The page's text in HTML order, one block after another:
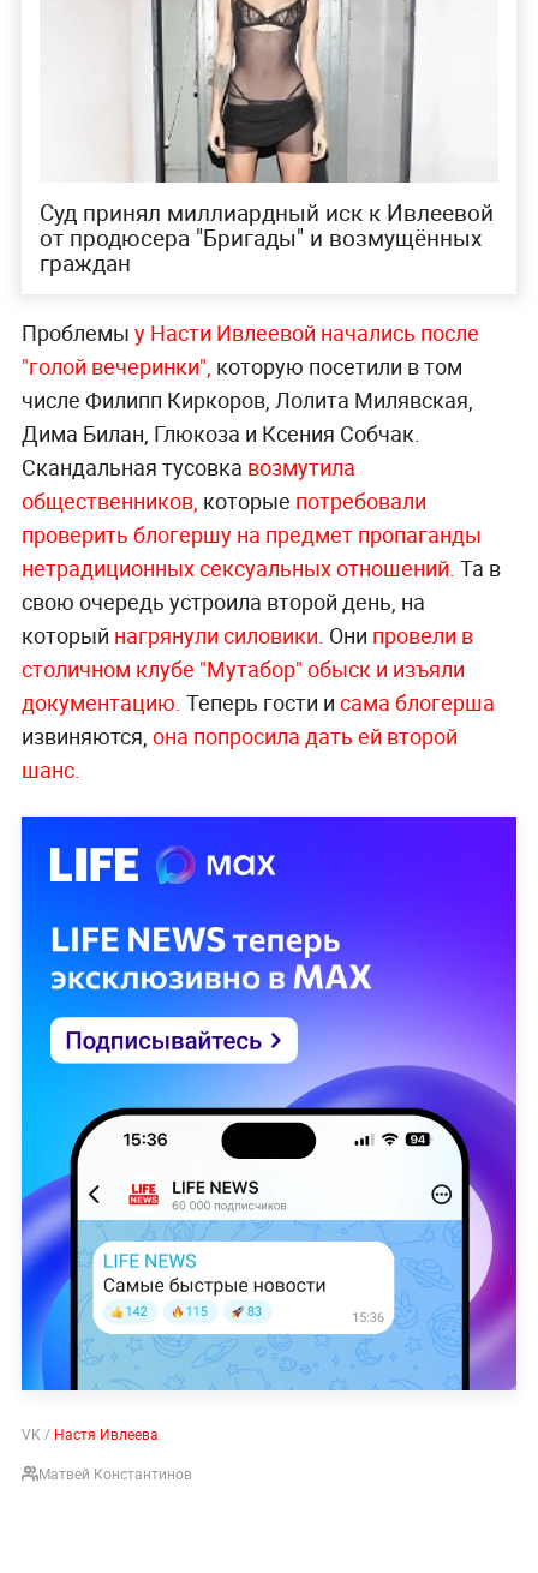
Суд принял миллиардный иск к Ивлеевой
от продюсера "Бригады" и возмущённых
граждан
Проблемы у Насти Ивлеевой начались после
"голой вечеринки", которую посетили в том
числе Филипп Киркоров, Лолита Милявская,
Дима Билан, Глюкоза и Ксения Собчак.
Скандальная тусовка возмутила
общественников, которые потребовали
проверить блогершу на предмет пропаганды
нетрадиционных сексуальных отношений. Та в
свою очередь устроила второй день, на
который нагрянули силовики. Они провели в
столичном клубе "Мутабор" обыск и изъяли
документацию. Теперь гости и сама блогерша
извиняются, она попросила дать ей второй
шанс.
VK / Настя Ивлеева
Матвей Константинов